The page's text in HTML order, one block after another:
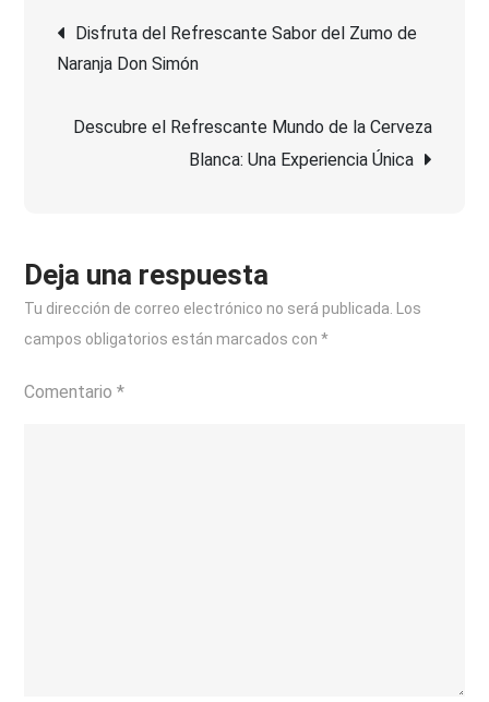
la
Cerveza
Navegación
de
entradas
Disfruta del Refrescante Sabor del Zumo de
Naranja Don Simón
Descubre el Refrescante Mundo de la Cerveza
Blanca: Una Experiencia Única
Deja una respuesta
Tu dirección de correo electrónico no será publicada.
Los
campos obligatorios están marcados con*
Comentario*